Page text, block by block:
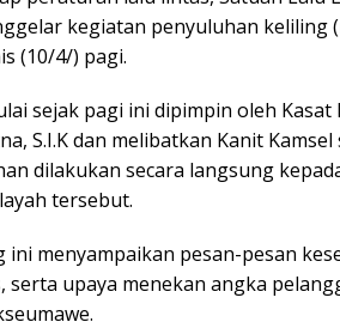
kegiatan penyuluhan keliling
(10/4/) pagi.
sejak pagi ini dipimpin oleh Kasat
S.I.K dan melibatkan Kanit
dilakukan secara langsung
tersebut.
ini menyampaikan pesan-pesan
upaya menekan angka